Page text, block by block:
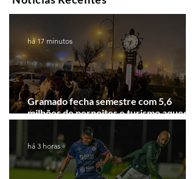
Gramado fecha semestre com 5,6
milhões de pernoites e turismo
Junho desponta!
há 17 minutos
há 3 horas